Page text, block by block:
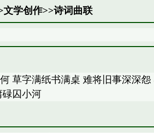
文学创作>>诗词曲联
草字满纸书满桌 难将旧事深深
碌囚小河